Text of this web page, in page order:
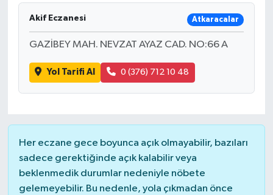
Akif Eczanesi Atkaracalar
GAZİBEY MAH. NEVZAT AYAZ CAD. NO:66 A
Yol Tarifi Al 0 (376) 712 10 48
Her eczane gece boyunca açık olmayabilir, bazıları
sadece gerektiğinde açık kalabilir veya
beklenmedik durumlar nedeniyle nöbete
gelemeyebilir. Bu nedenle, yola çıkmadan önce